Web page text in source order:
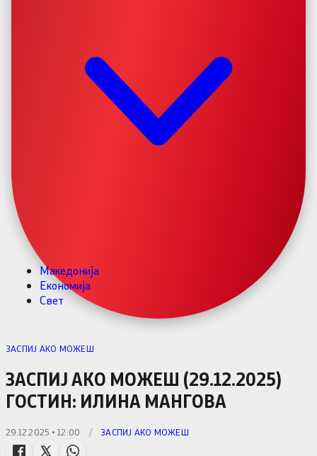
Македонија
Економија
Свет
ЗАСПИЈ АКО МОЖЕШ
ЗАСПИЈ АКО МОЖЕШ (29.12.2025)
ГОСТИН: ИЛИНА МАНГОВА
29.12.2025 • 12:00 / ЗАСПИЈ АКО МОЖЕШ